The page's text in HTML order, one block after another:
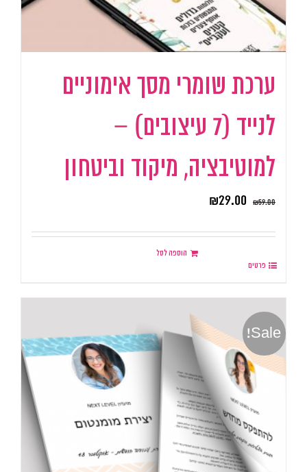
ערכת שומרי מסך אימוניים
לנייד (7 עיצובים) –
למוטיבציה, מיקוד וביטחון
₪59.00
₪29.00
הוספה לסל
פרטים
Sale!